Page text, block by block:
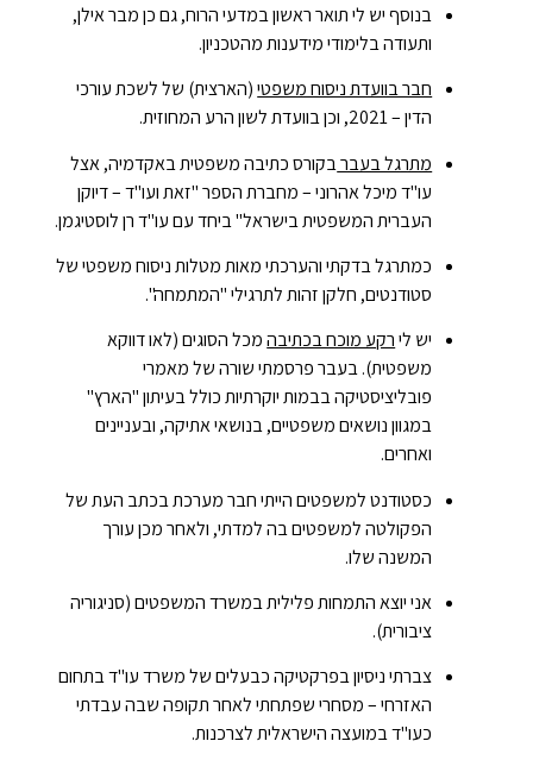
בנוסף יש לי תואר ראשון במדעי הרוח, גם כן מבר אילן,
ותעודה בלימודי מידענות מהטכניון.
חבר בוועדת ניסוח משפטי(הארצית) של לשכת עורכי
הדין – 2021, וכן בוועדת לשון הרע המחוזית.
מתרגל בעברבקורס כתיבה משפטית באקדמיה, אצל
עו"ד מיכל אהרוני – מחברת הספר "זאתועו"ד – דיוקן
העברית המשפטית בישראל" ביחד עם עו"ד רן לוסטיגמן.
כמתרגל בדקתי והערכתי מאות מטלות ניסוח משפטי של
סטודנטים, חלקן זהות לתרגילי "המתמחה".
יש לירקע מוכח בכתיבהמכל הסוגים (לאו דווקא
משפטית). בעבר פרסמתי שורה של מאמרי
פובליציסטיקה בבמות יוקרתיות כולל בעיתון "הארץ"
במגוון נושאים משפטיים, בנושאי אתיקה, ובעניינים
ואחרים.
כסטודנט למשפטים הייתי חבר מערכת בכתב העת של
הפקולטה למשפטים בה למדתי, ולאחר מכן עורך
המשנה שלו.
אני יוצא התמחות פלילית במשרד המשפטים (סניגוריה
ציבורית).
צברתי ניסיון בפרקטיקה כבעלים של משרד עו"ד בתחום
האזרחי – מסחרי שפתחתי לאחר תקופה שבה עבדתי
כעו"ד במועצה הישראלית לצרכנות.